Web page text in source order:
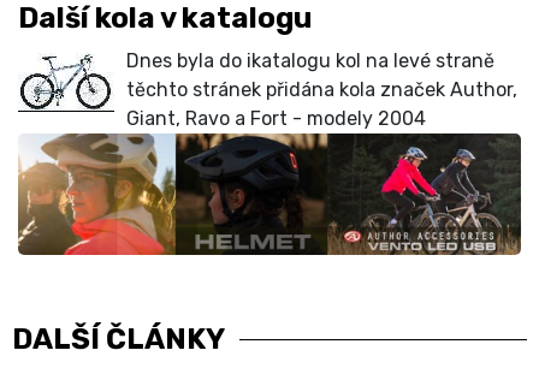
Další kola v katalogu
Dnes byla do ikatalogu kol na levé straně
těchto stránek přidána kola značek Author,
Giant, Ravo a Fort - modely 2004
DALŠÍ ČLÁNKY